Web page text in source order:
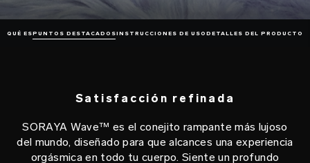
QUÉ ESPUNTOS DESTACADOSINSTRUCCIONES DE USO DETALLES DEL PRODUCTO
Satisfacción refinada
SORAYA Wave™ es el conejito rampante más lujoso
del mundo, diseñado para que alcances una experiencia
orgásmica en todo tu cuerpo. Siente un profundo